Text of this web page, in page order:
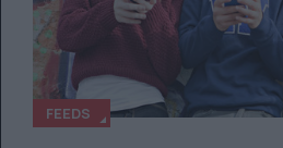
FEEDS